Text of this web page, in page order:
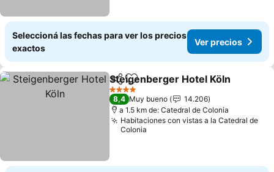
Seleccioná las fechas para ver los precios
exactos
Ver precios
CompartirAñadir a favoritos
Steigenberger Hotel Köln
4 Estrellas
8,4 Muy bueno
14.206
a 1.5 km de: Catedral de Colonia
Habitaciones con vistas a la Catedral de
Colonia